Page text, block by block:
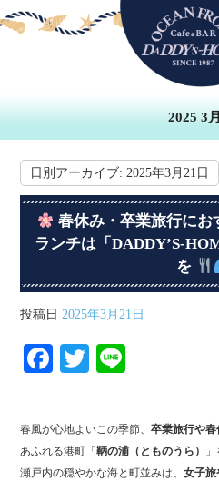
2025 3
日別アーカイブ:2025年3月21日
春休み・卒業旅行にお
ランチは「DADDY’S-
を
投稿日 2025年3月21日
Fa
bo
ok
T
tte
r
春風が心地よいこの季節、卒業旅行や
あふれる港町「鞆の浦（とものうら）
瀬戸内の穏やかな海と町並みは、女子